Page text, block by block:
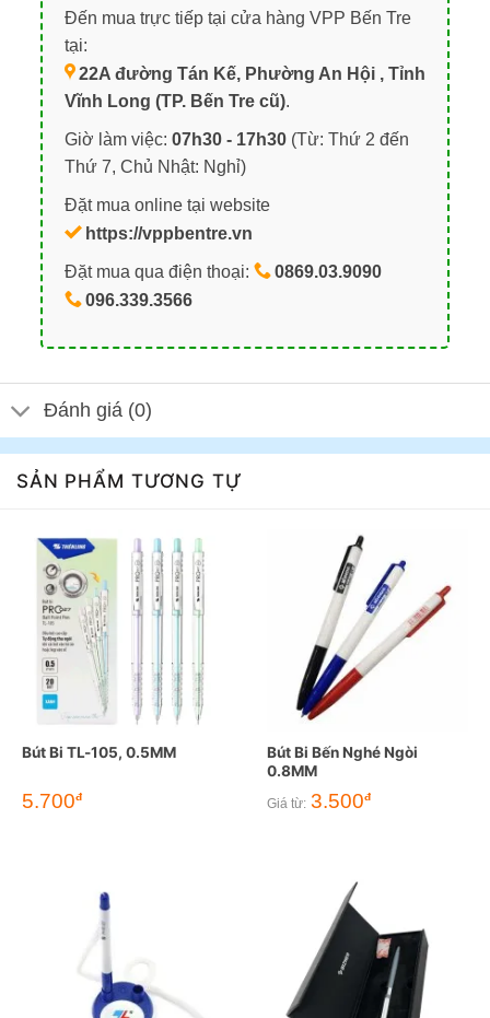
Đến mua trực tiếp tại cửa hàng VPP Bến Tre
tại:
22A đường Tán Kế, Phường An Hội , Tỉnh
Vĩnh Long (TP. Bến Tre cũ).
Giờ làm việc: 07h30 - 17h30(Từ: Thứ 2 đến
Thứ 7, Chủ Nhật: Nghỉ)
Đặt mua online tại website
https://vppbentre.vn
Đặt mua qua điện thoại:
0869.03.9090
096.339.3566
Đánh giá (0)
SẢN PHẨM TƯƠNG TỰ
Bút Bi TL-105, 0.5MM
5.700đ
Bút Bi Bến Nghé Ngòi
0.8MM
Giá từ: 3.500đ